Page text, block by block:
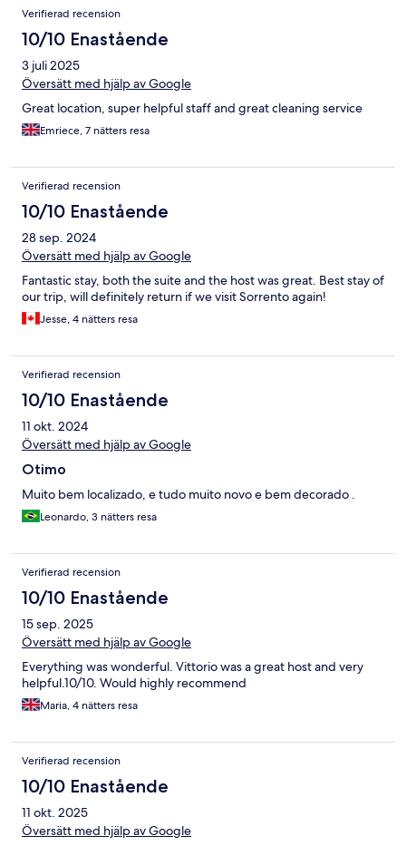
Verifierad recension
10/10 Enastående
3 juli 2025
Översätt med hjälp av Google
Great location, super helpful staff and great cleaning service
Emriece, 7 nätters resa
Verifierad recension
10/10 Enastående
28 sep. 2024
Översätt med hjälp av Google
Fantastic stay, both the suite and the host was great. Best stay of
our trip, will definitely return if we visit Sorrento again!
Jesse, 4 nätters resa
Verifierad recension
10/10 Enastående
11 okt. 2024
Översätt med hjälp av Google
Otimo
Muito bem localizado, e tudo muito novo e bem decorado .
Leonardo, 3 nätters resa
Verifierad recension
10/10 Enastående
15 sep. 2025
Översätt med hjälp av Google
Everything was wonderful. Vittorio was a great host and very
helpful.10/10. Would highly recommend
Maria, 4 nätters resa
Verifierad recension
10/10 Enastående
11 okt. 2025
Översätt med hjälp av Google